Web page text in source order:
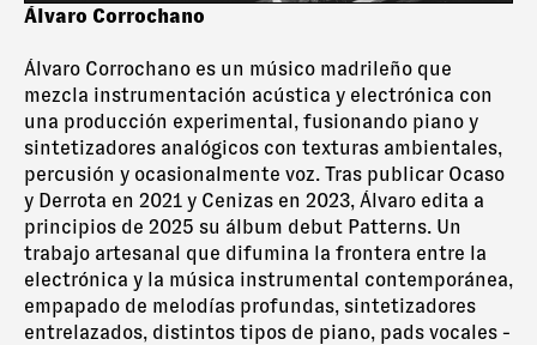
Álvaro Corrochano
Álvaro Corrochano es un músico madrileño que
mezcla instrumentación acústica y electrónica con
una producción experimental, fusionando piano y
sintetizadores analógicos con texturas ambientales,
percusión y ocasionalmente voz. Tras publicar Ocaso
y Derrota en 2021 y Cenizas en 2023, Álvaro edita a
principios de 2025 su álbum debut Patterns. Un
trabajo artesanal que difumina la frontera entre la
electrónica y la música instrumental contemporánea,
empapado de melodías profundas, sintetizadores
entrelazados, distintos tipos de piano, pads vocales -